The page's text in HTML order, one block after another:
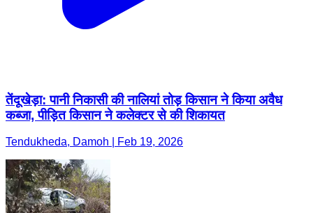
तेंदूखेड़ा: पानी निकासी की नालियां तोड़ किसान ने किया अवैध
कब्जा, पीड़ित किसान ने कलेक्टर से की शिकायत
Tendukheda, Damoh | Feb 19, 2026